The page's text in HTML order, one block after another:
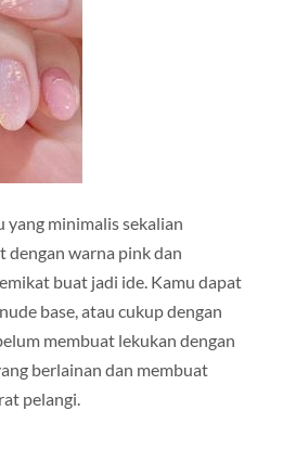
yang minimalis sekalian
dengan warna pink dan
buat jadi ide. Kamu dapat
base, atau cukup dengan
membuat lekukan dengan
berlainan dan membuat
pelangi.